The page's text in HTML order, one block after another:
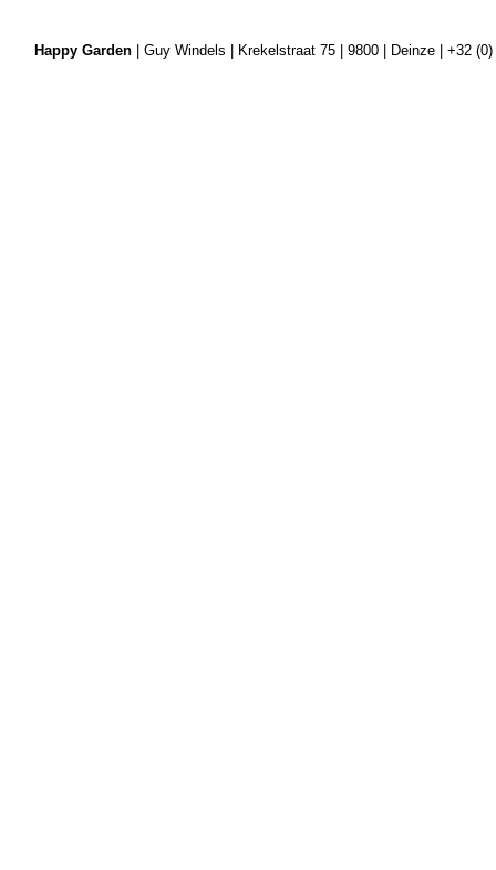
Happy Garden| Guy Windels | Krekelstraat 75 | 9800 | Deinze | +32